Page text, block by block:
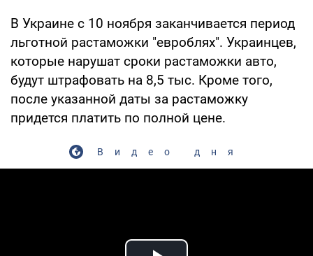
В Украине с 10 ноября заканчивается период
льготной растаможки "евроблях". Украинцев,
которые нарушат сроки растаможки авто,
будут штрафовать на 8,5 тыс. Кроме того,
после указанной даты за растаможку
придется платить по полной цене.
Видео дня